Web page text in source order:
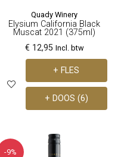
Quady Winery
Elysium California Black
Muscat 2021 (375ml)
€ 12,95 Incl. btw
+ FLES
+ DOOS (6)
-9%